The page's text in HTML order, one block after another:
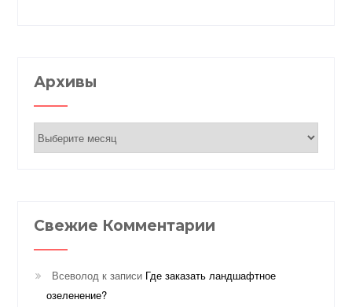
Архивы
Архивы
Свежие Комментарии
Всеволод к записи Где заказать ландшафтное
озеленение?